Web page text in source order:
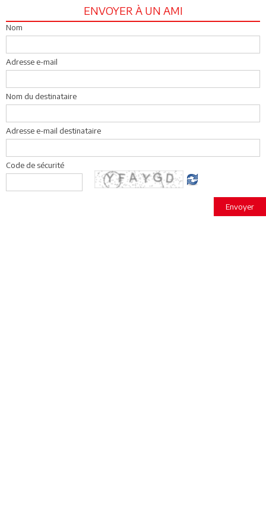
ENVOYER À UN AMI
Nom
Adresse e-mail
Nom du destinataire
Adresse e-mail destinataire
Code de sécurité
Envoyer